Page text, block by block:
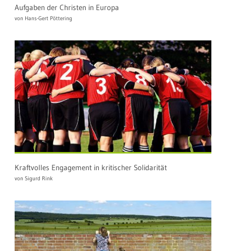
Aufgaben der Christen in Europa
von Hans-Gert Pöttering
Kraftvolles Engagement in kritischer Solidarität
von Sigurd Rink